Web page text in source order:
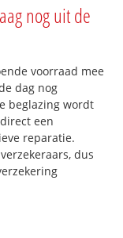
nog uit de
voorraad mee
dag nog
beglazing wordt
een
reparatie.
dus